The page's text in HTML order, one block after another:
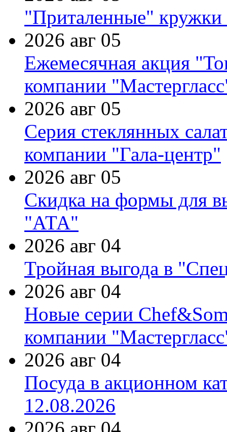
"Приталенные" кружки
2026 авг 05
Ежемесячная акция
компании
2026 авг 05
Серия стеклянных
компании "Гала-центр"
2026 авг 05
Скидка на формы для
"АТА"
2026 авг 04
Тройная выгода в
2026 авг 04
Новые серии
компании
2026 авг 04
Посуда в акционном
12.08.2026